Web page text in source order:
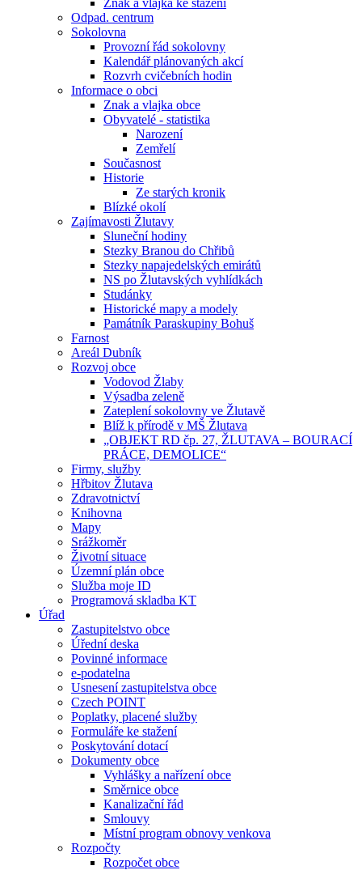
Znak a vlajka ke stažení
Odpad. centrum
Sokolovna
Provozní řád sokolovny
Kalendář plánovaných akcí
Rozvrh cvičebních hodin
Informace o obci
Znak a vlajka obce
Obyvatelé - statistika
Narození
Zemřelí
Současnost
Historie
Ze starých kronik
Blízké okolí
Zajímavosti Žlutavy
Sluneční hodiny
Stezky Branou do Chřibů
Stezky napajedelských emirátů
NS po Žlutavských vyhlídkách
Studánky
Historické mapy a modely
Památník Paraskupiny Bohuš
Farnost
Areál Dubník
Rozvoj obce
Vodovod Žlaby
Výsadba zeleně
Zateplení sokolovny ve Žlutavě
Blíž k přírodě v MŠ Žlutava
„OBJEKT RD čp. 27, ŽLUTAVA – BOURACÍ
PRÁCE, DEMOLICE“
Firmy, služby
Hřbitov Žlutava
Zdravotnictví
Knihovna
Mapy
Srážkoměr
Životní situace
Územní plán obce
Služba moje ID
Programová skladba KT
Úřad
Zastupitelstvo obce
Úřední deska
Povinné informace
e-podatelna
Usnesení zastupitelstva obce
Czech POINT
Poplatky, placené služby
Formuláře ke stažení
Poskytování dotací
Dokumenty obce
Vyhlášky a nařízení obce
Směrnice obce
Kanalizační řád
Smlouvy
Místní program obnovy venkova
Rozpočty
Rozpočet obce